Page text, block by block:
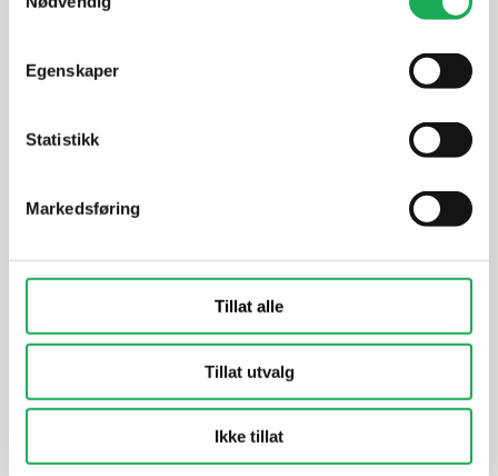
Egenskaper
Statistikk
Markedsføring
Tillat alle
Tillat utvalg
Ikke tillat
STON PAN·DAN STON PAN·DAN